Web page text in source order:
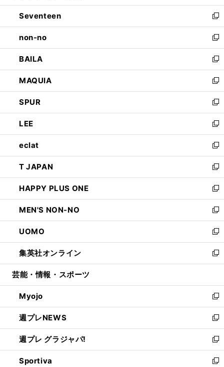
開
く
ウ
で
開
く
ン
ド
ウ
で
開
く
Seventeen
新
し
い
ウ
ィ
ン
ド
ウ
で
開
く
non-no
新
し
い
ウ
ィ
ン
ド
ウ
で
開
く
BAILA
新
し
い
ウ
ィ
ン
ド
ウ
で
開
く
MAQUIA
新
し
い
ウ
ィ
ン
ド
ウ
で
開
く
SPUR
新
し
い
ウ
ィ
ン
ド
ウ
で
開
く
LEE
新
し
い
ウ
ィ
ン
ド
ウ
で
開
く
eclat
新
し
い
ウ
ィ
ン
ド
ウ
で
開
く
T JAPAN
新
し
い
ウ
ィ
ン
ド
ウ
で
開
HAPPY PLUS ONE
新
し
い
ウ
ィ
ン
ド
ウ
開
く
MEN'S NON-NO
新
し
い
ウ
ィ
ン
ウ
で
開
く
UOMO
新
し
い
ウ
ン
ド
ウ
で
開
く
集英社オンライン
新
し
ウ
ィ
ン
ド
ウ
で
開
く
芸能・情報・スポーツ
Myojo
新
し
い
ウ
ィ
ン
ド
週プレNEWS
新
し
い
ウ
ィ
週プレ グラジャパ!
新
し
い
Sportiva
新